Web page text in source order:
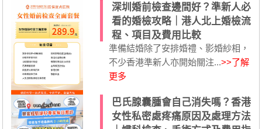
深圳婚前檢查邊間好？準新人必
看的婚檢攻略｜港人北上婚檢流
程、項目及費用比較
準備結婚除了安排婚禮、影婚紗相，
不少香港準新人亦開始關注...>>了解
更多
巴氏腺囊腫會自己消失嗎？香港
女性私密處疼痛原因及處理方法